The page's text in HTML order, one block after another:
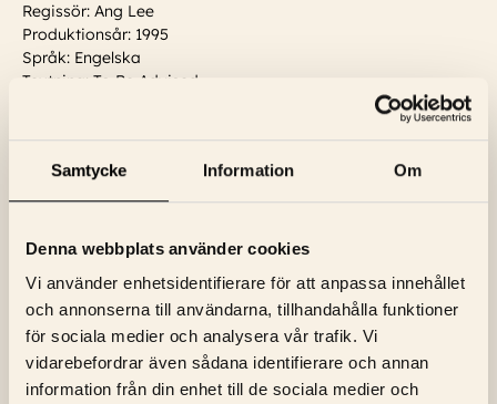
Samtycke Information Om
Denna webbplats använder cookies
Vi använder enhetsidentifierare för att anpassa innehållet
och annonserna till användarna, tillhandahålla funktioner
för sociala medier och analysera vår trafik. Vi
vidarebefordrar även sådana identifierare och annan
information från din enhet till de sociala medier och
Regissör: Ang Lee
Produktionsår: 1995
Språk: Engelska
Textning: To Be Advised
Richard Lumsden, Gemma Jones, Imelda
Staunton, Emma Thompson, Oliver Ford Davies, Alan
Visa trailer